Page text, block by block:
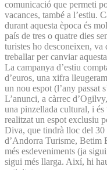
comunicació que permeti
vacances, també a l’estiu.
durant aquesta època és
país de tres o quatre dies
turistes ho desconeixen,
treballar per canviar
La campanya d’estiu
d’euros, una xifra
un nou espot (l’any passat
L’anunci, a càrrec
una pinzellada cultural, i és
realitzat un espot exclusiu
Diva, que tindrà lloc del
d’Andorra Turisme, Betim
més esdeveniments (ja
sigui més llarga. Així, hi